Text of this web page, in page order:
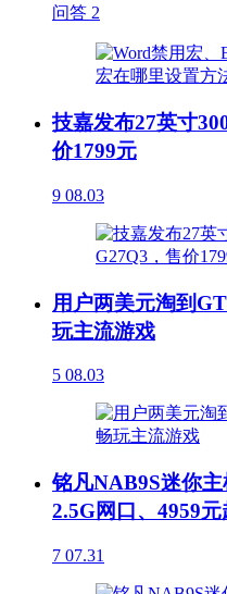
问答 2
技嘉发布27英寸
价1799元
9 08.03
用户两美元淘到
玩主流游戏
5 08.03
铭凡NAB9S迷你
2.5G网口、4959元
7 07.31